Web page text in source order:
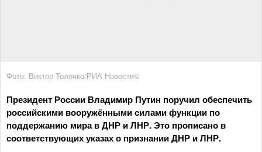
Фото: Виктор Толочко/РИА Новости©
Президент России Владимир Путин поручил обеспечить
российскими вооружёнными силами функции по
поддержанию мира в ДНР и ЛНР. Это прописано в
соответствующих указах о признании ДНР и ЛНР.